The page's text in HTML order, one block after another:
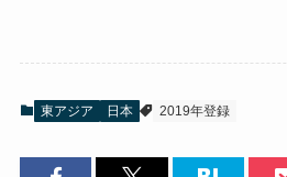
東アジア 日本 2019年登録